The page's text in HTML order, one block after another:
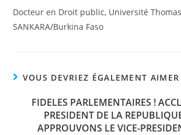
Docteur en Droit public, Université Thomas
SANKARA/Burkina Faso
VOUS DEVRIEZ ÉGALEMENT AIMER
FIDELES PARLEMENTAIRES !
PRESIDENT DE LA
APPROUVONS LE VICE-